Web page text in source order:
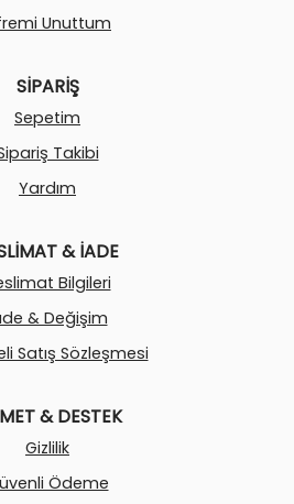
Unuttum
SİPARİŞ
Sepetim
Takibi
Yardım
& İADE
Bilgileri
& Değişim
Satış Sözleşmesi
& DESTEK
Gizlilik
Ödeme